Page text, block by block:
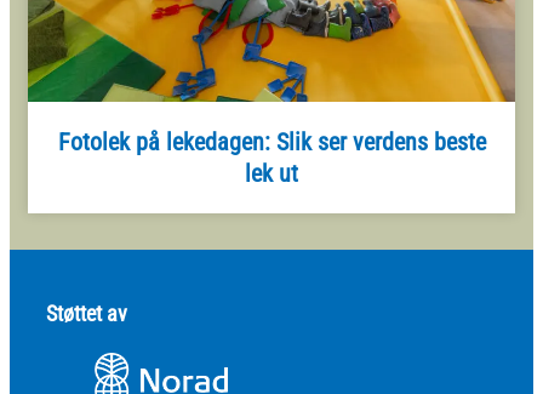
Fotolek på lekedagen: Slik ser verdens beste
lek ut
Støttet av